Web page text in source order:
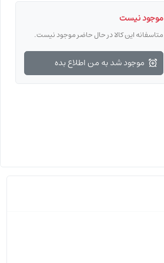
موجود نیست
متاسفانه این کالا در حال حاضر موجود نیست.
موجود شد به من اطلاع بده